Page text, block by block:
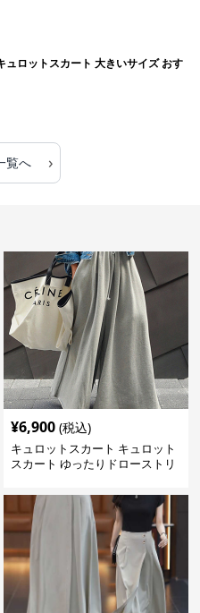
ュロットスカート 大きいサイズ おす
覧へ ›
¥6,900 (税込)
キュロットスカート キュロット
スカート ゆったりドローストリ